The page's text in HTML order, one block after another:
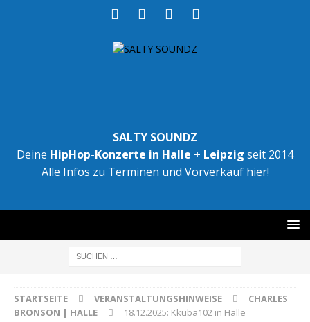
SALTY SOUNDZ
Deine HipHop-Konzerte in Halle + Leipzig seit 2014
Alle Infos zu Terminen und Vorverkauf hier!
STARTSEITE VERANSTALTUNGSHINWEISE
CHARLES
BRONSON | HALLE
18.12.2025: Kkuba102 in Halle